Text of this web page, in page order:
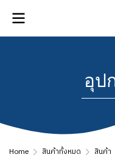
อุป
Home สินค้าทั้งหมด สินค้า